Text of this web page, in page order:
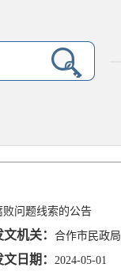
问题线索的公告
文机关：合作市民政局
文日期： 2024-05-01